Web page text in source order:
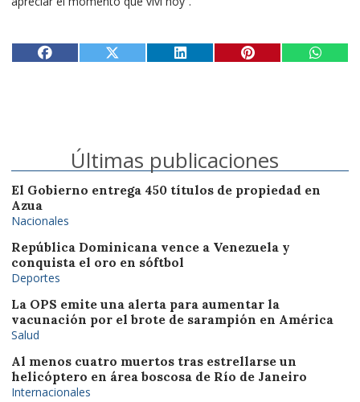
Últimas publicaciones
El Gobierno entrega 450 títulos de propiedad en
Azua
Nacionales
República Dominicana vence a Venezuela y
conquista el oro en sóftbol
Deportes
La OPS emite una alerta para aumentar la
vacunación por el brote de sarampión en América
Salud
Al menos cuatro muertos tras estrellarse un
helicóptero en área boscosa de Río de Janeiro
Internacionales